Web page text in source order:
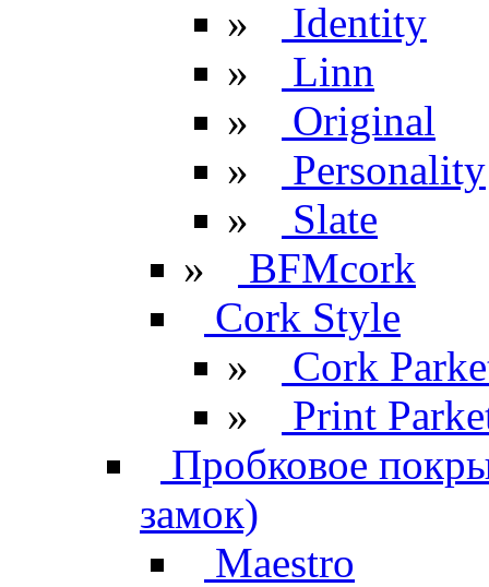
»
Identity
»
Linn
»
Original
»
Personality
»
Slate
»
BFMcork
Cork Style
»
Cork
»
Print
Пробковое
замок)
Maestro